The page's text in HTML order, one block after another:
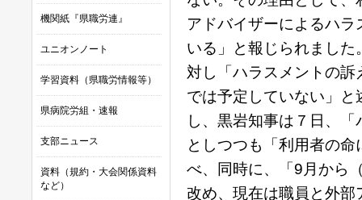
アドバイザーによるハ
いる」と報じられまし
対し「ハラスメントの
では予定していない」
し、黒岩知事は７日、
としつつも「利用者の
べ、同時に、「9月から
改め、現在は職員と外
機関紙『県職労連』
ユニオンノート
学習資料（県職労情報等）
県病院労組・速報
支部ニュース
資料（規約・大会関係資料
など）